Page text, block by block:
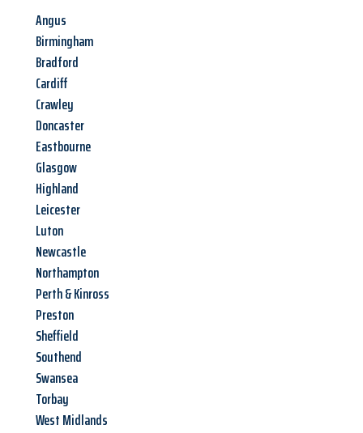
Angus
Birmingham
Bradford
Cardiff
Crawley
Doncaster
Eastbourne
Glasgow
Highland
Leicester
Luton
Newcastle
Northampton
Perth & Kinross
Preston
Sheffield
Southend
Swansea
Torbay
West Midlands